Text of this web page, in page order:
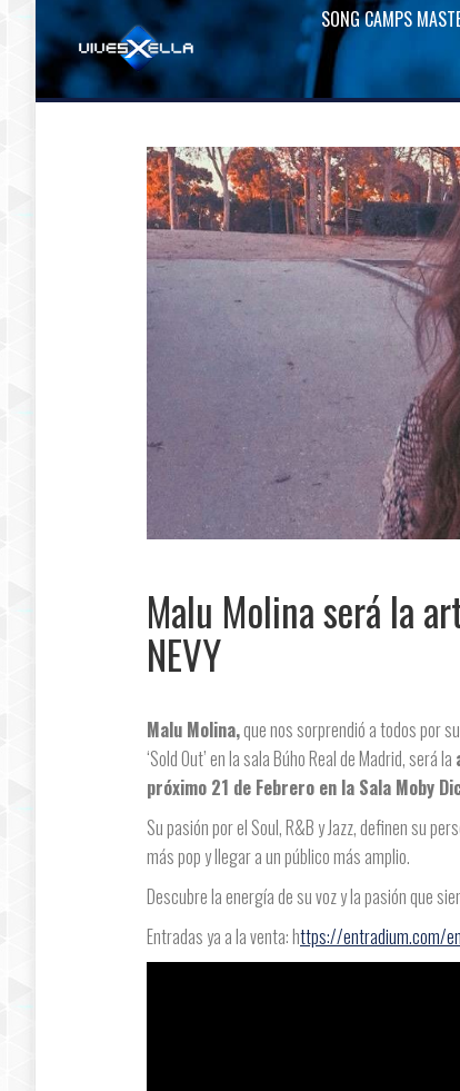
SONG CAMPS
Malu Molina será la
NEVY
Malu Molina,que nos sorprendió a todos por
‘Sold Out’ en la sala Búho Real de Madrid, será la
próximo 21 de Febrero en la Sala Moby
Su pasión por el Soul, R&B y Jazz, definen su
más pop y llegar a un público más amplio.
Descubre la energía de su voz y la pasión que
Entradas ya a la venta: https://entradium.com/